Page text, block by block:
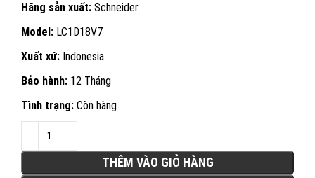
Hãng sản xuất: Schneider
Model: LC1D18V7
Xuất xứ: Indonesia
Bảo hành: 12 Tháng
Tình trạng: Còn hàng
THÊM VÀO GIỎ HÀNG